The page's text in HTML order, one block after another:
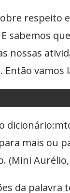
respeito
sabemos
nossas
Então vamos
mais ou
Aurélio,
da palavra